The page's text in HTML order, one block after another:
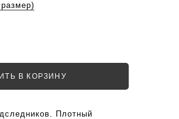
В КОРЗИНУ
Плотный